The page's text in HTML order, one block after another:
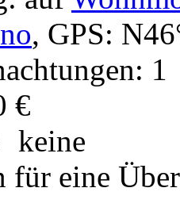
, GPS:
1
€
keine
für eine